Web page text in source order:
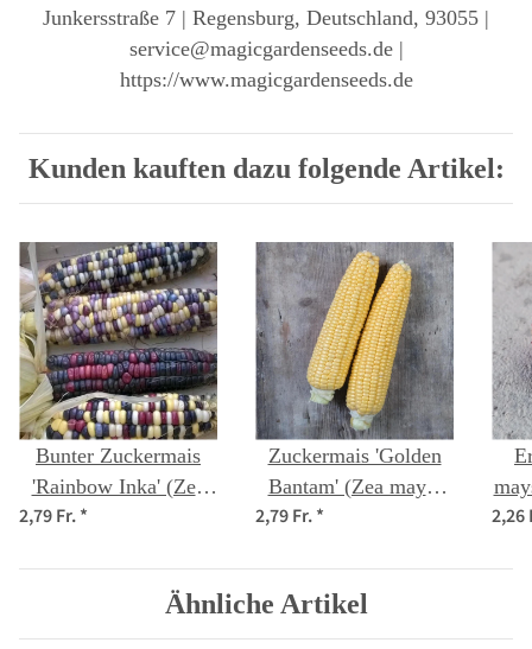
Junkersstraße 7 | Regensburg, Deutschland, 93055 |
service@magicgardenseeds.de |
https://www.magicgardenseeds.de
Kunden kauften dazu folgende Artikel:
Bunter Zuckermais
'Rainbow Inka' (Zea
mays) Bio Saatgut
2,79 Fr.*
Zuckermais 'Golden
Bantam' (Zea mays)
Bio Saatgut
2,79 Fr.* 2,26
Ähnliche Artikel